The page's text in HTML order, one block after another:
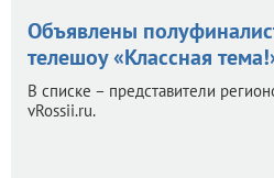
Объявлены
телешоу «Классная
В списке – представители
vRossii.ru.